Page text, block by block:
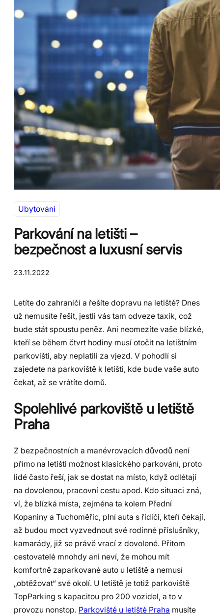
Ubytování
Parkování na letišti –
bezpečnost a luxusní servis
23.11.2022
Letíte do zahraničí a řešíte dopravu na letiště? Dnes
už nemusíte řešit, jestli vás tam odveze taxík, což
bude stát spoustu peněz. Ani neomezíte vaše blízké,
kteří se během čtvrt hodiny musí otočit na letištním
parkovišti, aby neplatili za vjezd. V pohodlí si
zajedete na parkoviště k letišti, kde bude vaše auto
čekat, až se vrátíte domů.
Spolehlivé parkoviště u letiště
Praha
Z bezpečnostních a manévrovacích důvodů není
přímo na letišti možnost klasického parkování, proto
lidé často řeší, jak se dostat na místo, když odlétají
na dovolenou, pracovní cestu apod. Kdo situaci zná,
ví, že blízká místa, zejména ta kolem Přední
Kopaniny a Tuchoměřic, plní auta s řidiči, kteří čekají,
až budou moct vyzvednout své rodinné příslušníky,
kamarády, již se právě vrací z dovolené. Přitom
cestovatelé mnohdy ani neví, že mohou mít
komfortně zaparkované auto u letiště a nemusí
„obtěžovat“ své okolí. U letiště je totiž parkoviště
TopParking s kapacitou pro 200 vozidel, a to v
provozu nonstop. Parkoviště u letiště Praha musíte